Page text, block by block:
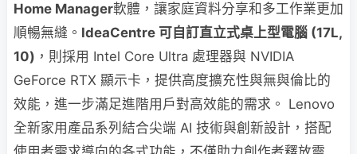
Home Manager軟體，讓家庭資料分享和多工作業更加
順暢無縫。 IdeaCentre 可自訂直立式桌上型電腦 (17L,
10) ，則採用 Intel Core Ultra 處理器與 NVIDIA
GeForce RTX 顯示卡，提供高度擴充性與無與倫比的
效能，進一步滿足進階用戶對高效能的需求。 Lenovo
全新家用產品系列結合尖端 AI 技術與創新設計，搭配